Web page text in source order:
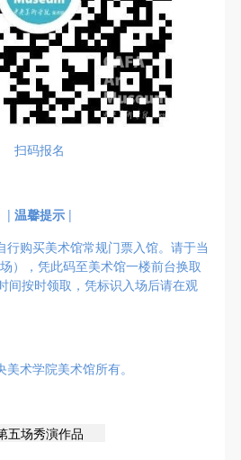
扫码报名
| 温馨提示 |
行购买美术馆常规门票入馆。请于当
），凭此码至美术馆一楼前台换取
间按时领取，凭标识入场后请在观
术学院美术馆所有。
场秀演作品